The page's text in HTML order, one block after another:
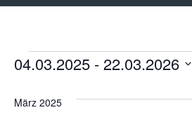
VERANSTALTUNGEN
04.03.2025 - 22.03.2026
wählen.
März 2025